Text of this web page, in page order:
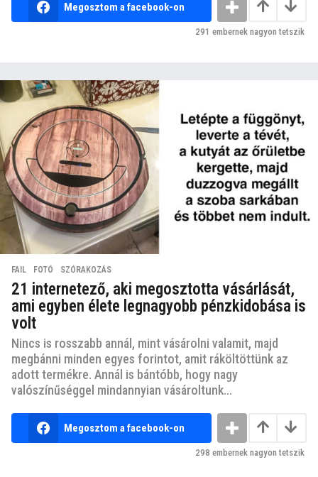
Megosztom a facebook-on
291 embernek nagyon tetszik
FAIL ,FOTÓ ,SZÓRAKOZÁS
21 internetező, aki megosztotta vásárlását,
ami egyben élete legnagyobb pénzkidobása is
volt
Nincs is rosszabb annál, mint vásárolni valamit, majd
megbánni minden egyes forintot, amit ráköltöttünk az
adott termékre. Annál is bántóbb, hogy nagy
valószínűséggel mindannyian vásároltunk...
Megosztom a facebook-on
298 embernek nagyon tetszik